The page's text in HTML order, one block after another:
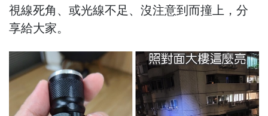
視線死角、或光線不足、沒注意到而撞上，分
享給大家。